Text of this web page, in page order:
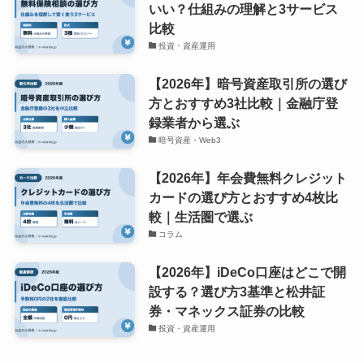
いい？仕組みの理解と3サービス
比較
投資・資産運用
【2026年】暗号資産取引所の選び
方とおすすめ3社比較｜金融庁登
録業者から選ぶ
暗号資産・Web3
【2026年】年会費無料クレジット
カードの選び方とおすすめ4枚比
較｜生活圏で選ぶ
コラム
【2026年】iDeCo口座はどこで開
設する？選び方3基準と松井証
券・マネックス証券の比較
投資・資産運用